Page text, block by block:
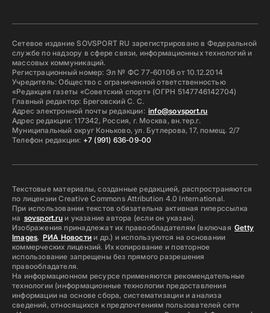
Сетевое издание SOVSPORT RU зарегистрировано в Федеральной
службе по надзору в сфере связи, информационных технологий и
массовых коммуникаций.
Регистрационный номер: Эл № ФС 77-60106 от 10.12.2014
Учредитель: Общество с ограниченной ответственностью
«Редакция газеты «Советский спорт» (ОГРН 5147746142704)
Главный редактор: Бреговский С. С.
Адрес электронной почты редакции: info@sovsport.ru
Адрес редакции: 117342, Россия, г. Москва, вн.тер.г.
Муниципальный округ Коньково, ул. Бутлерова, 17, помещ. 2/7
Телефон редакции: +7 (991) 636-09-00
Текстовые материалы, созданные редакцией, распространяются
по лицензии Creative Commons Attribution 4.0 International.
При использовании текстов обязательна активная гиперссылка
на sovsport.ruи указание автора (если он указан).
Изображения принадлежат их правообладателям (включая Getty
Images, РИА Новостии др.) и используются на основании
коммерческих лицензий. Их копирование и повторное
использование запрещены без прямого разрешения
правообладателя.
На информационном ресурсе применяются рекомендательные
технологии (информационные технологии предоставления
информации на основе сбора, систематизации и анализа
сведений, относящихся к предпочтениям пользователей сети